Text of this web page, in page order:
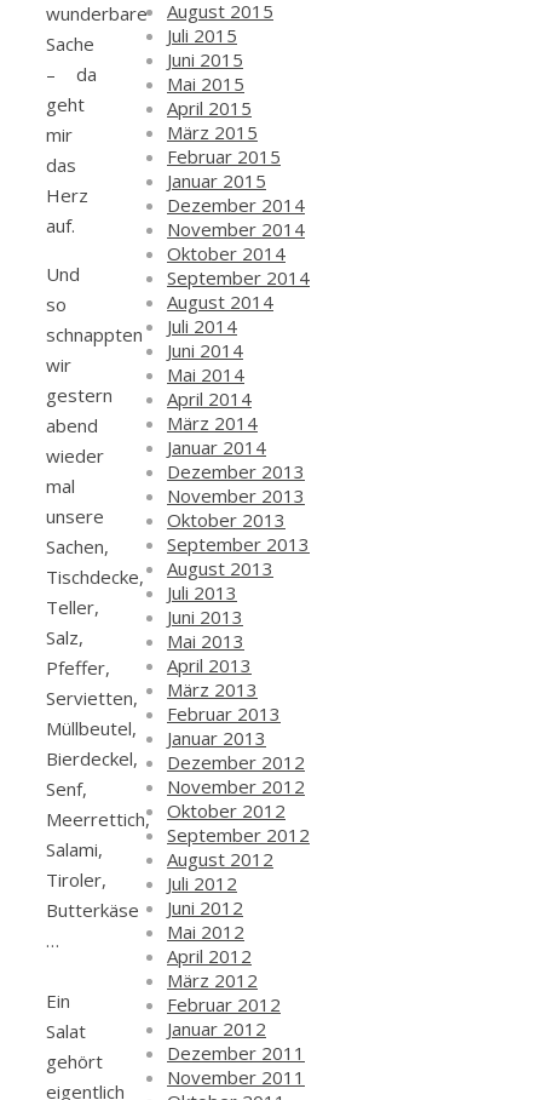
wunderbare
Sache
– da
geht
mir
das
Herz
auf.
Und
so
schnappten
wir
gestern
abend
wieder
mal
unsere
Sachen,
Tischdecke,
Teller,
Salz,
Pfeffer,
Servietten,
Müllbeutel,
Bierdeckel,
Senf,
Meerrettich,
Salami,
Tiroler,
Butterkäse
…
Ein
Salat
gehört
eigentlich
August 2015
Juli 2015
Juni 2015
Mai 2015
April 2015
März 2015
Februar 2015
Januar 2015
Dezember 2014
November 2014
Oktober 2014
September 2014
August 2014
Juli 2014
Juni 2014
Mai 2014
April 2014
März 2014
Januar 2014
Dezember 2013
November 2013
Oktober 2013
September 2013
August 2013
Juli 2013
Juni 2013
Mai 2013
April 2013
März 2013
Februar 2013
Januar 2013
Dezember 2012
November 2012
Oktober 2012
September 2012
August 2012
Juli 2012
Juni 2012
Mai 2012
April 2012
März 2012
Februar 2012
Januar 2012
Dezember 2011
November 2011